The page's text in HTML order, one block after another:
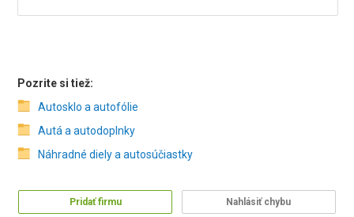
Pozrite si tiež:
Autosklo a autofólie
Autá a autodoplnky
Náhradné diely a autosúčiastky
Pridať firmu Nahlásiť chybu